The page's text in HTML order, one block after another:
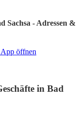
Sachsa - Adressen &
App öffnen
in Bad